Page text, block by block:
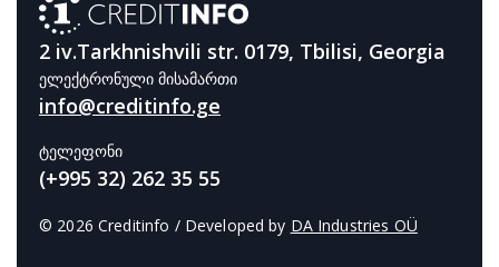
2 iv.Tarkhnishvili str. 0179, Tbilisi, Georgia
ელექტრონული მისამართი
info@creditinfo.ge
ტელეფონი
(+995 32) 262 35 55
© 2026 Creditinfo / Developed by DA Industries OÜ